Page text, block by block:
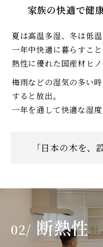
家族の快適で健
夏は高温多湿、冬は低
一年中快適に暮らすこ
熱性に優れた国産材ヒノ
梅雨などの湿気の多い
すると放出。
一年を通して快適な湿度
「日本の木を、
02/ 断熱性